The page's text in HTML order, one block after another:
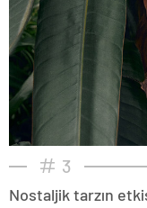
3
Nostaljik tarzın